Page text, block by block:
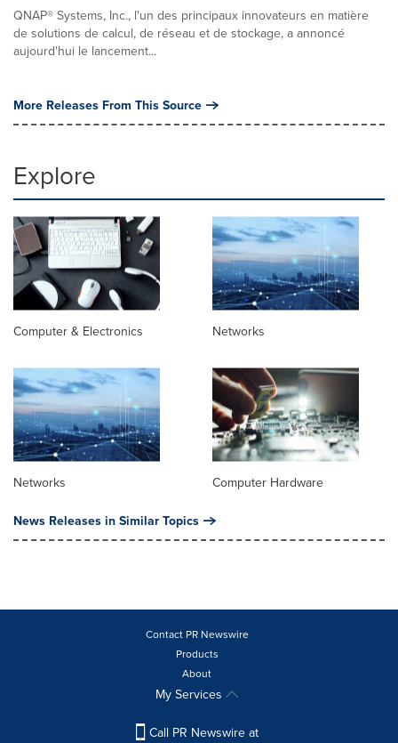
QNAP® Systems, Inc., l'un des principaux innovateurs en matière
de solutions de calcul, de réseau et de stockage, a annoncé
aujourd'hui le lancement...
More Releases From This Source
Explore
Computer & Electronics Networks
Networks Computer Hardware
News Releases in Similar Topics
Contact PR Newswire
Products
About
My Services
Call PR Newswire at